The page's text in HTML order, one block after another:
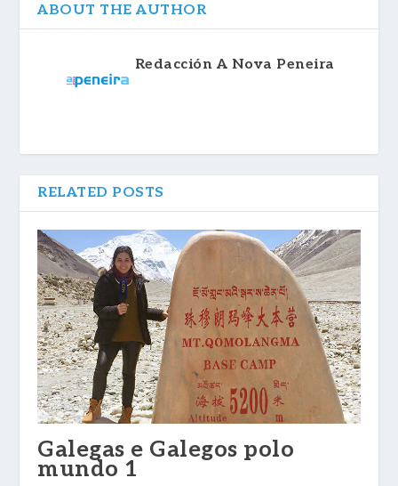
ABOUT THE AUTHOR
Redacción A Nova Peneira
RELATED POSTS
Galegas e Galegos polo
mundo 1